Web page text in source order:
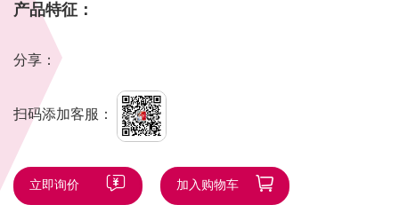
产品特征：
分享：
扫码添加客服：
立即询价 加入购物车